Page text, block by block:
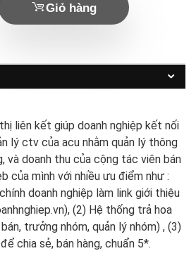
Giỏ hàng
liên kết giúp doanh nghiệp kết nối
lý ctv của acu nhằm quản lý thông
và doanh thu của cộng tác viên bán
của mình với nhiều ưu điểm như :
doanh nghiệp làm link giới thiệu
(2) Hệ thống trả hoa
trưởng nhóm, quản lý nhóm) , (3)
chia sẻ, bán hàng, chuẩn 5*.